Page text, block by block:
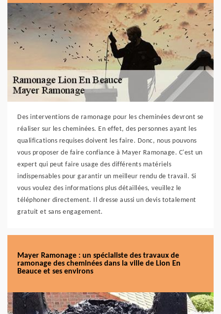
Des interventions de ramonage pour les cheminées devront se
réaliser sur les cheminées. En effet, des personnes ayant les
qualifications requises doivent les faire. Donc, nous pouvons
vous proposer de faire confiance à Mayer Ramonage. C'est un
expert qui peut faire usage des différents matériels
indispensables pour garantir un meilleur rendu de travail. Si
vous voulez des informations plus détaillées, veuillez le
téléphoner directement. Il dresse aussi un devis totalement
gratuit et sans engagement.
Mayer Ramonage : un spécialiste des travaux de
ramonage des cheminées dans la ville de Lion En
Beauce et ses environs